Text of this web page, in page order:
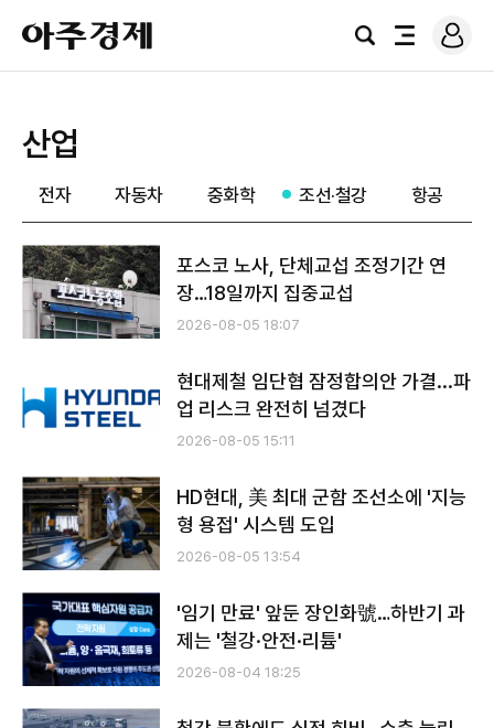
아
주
경
검
전
로
그
산업
전자 자동차 중화학 조선·철강 항공
포스코 노사, 단체교섭 조정기간 연
장…18일까지 집중교섭
2026-08-05 18:07
현대제철 임단협 잠정합의안 가결...파
업 리스크 완전히 넘겼다
2026-08-05 15:11
HD현대, 美 최대 군함 조선소에 '지능
형 용접' 시스템 도입
2026-08-05 13:54
'임기 만료' 앞둔 장인화號…하반기 과
제는 '철강·안전·리튬'
2026-08-04 18:25